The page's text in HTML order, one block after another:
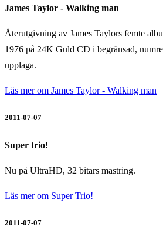
James Taylor - Walking man
Återutgivning av James Taylors femte
1976 på 24K Guld CD i begränsad,
upplaga.
Läs mer om James Taylor - Walking man
2011-07-07
Super trio!
Nu på UltraHD, 32 bitars mastring.
Läs mer om Super Trio!
2011-07-07